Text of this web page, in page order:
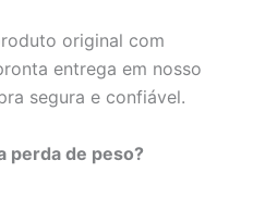
original com
entrega em nosso
segura e confiável.
perda de peso?